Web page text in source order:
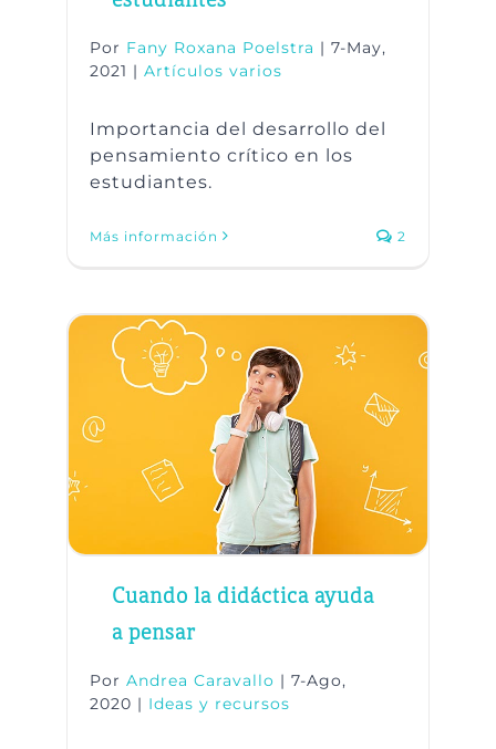
Por Fany Roxana Poelstra | 7-May,
2021 | Artículos varios
Importancia del desarrollo del
pensamiento crítico en los
estudiantes.
Más información 2
Cuando la didáctica ayuda
a pensar
Por Andrea Caravallo | 7-Ago,
2020 | Ideas y recursos